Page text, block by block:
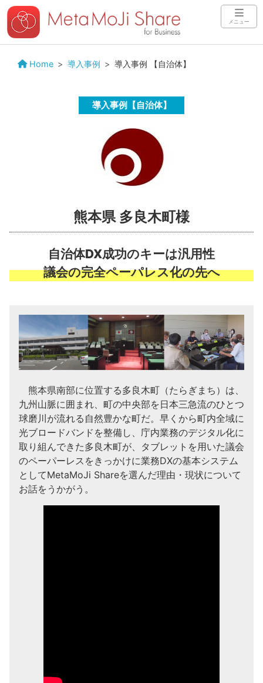
メニュー
Home 導入事例 導入事例 【自治体】
導入事例【自治体】
熊本県 多良木町様
自治体DX成功のキーは汎用性
議会の完全ペーパレス化の先へ
熊本県南部に位置する多良木町（たらぎまち）は、
九州山脈に囲まれ、町の中央部を日本三急流のひとつ
球磨川が流れる自然豊かな町だ。早くから町内全域に
光ブロードバンドを整備し、庁内業務のデジタル化に
取り組んできた多良木町が、タブレットを用いた議会
のペーパーレスをきっかけに業務DXの基本システム
としてMetaMoJi Shareを選んだ理由・現状について
お話をうかがう。